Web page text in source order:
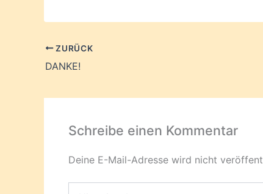
ZURÜCK
DANKE!
Schreibe einen Kommentar
Deine E-Mail-Adresse wird nicht